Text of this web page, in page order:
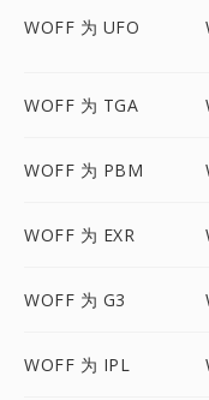
WOFF 为 UFO
WOFF 为 TGA
WOFF 为 PBM
WOFF 为 EXR
WOFF 为 G3
WOFF 为 IPL